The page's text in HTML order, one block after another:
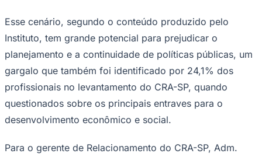
Corinthians
Esse cenário, segundo o conteúdo produzido pelo
Instituto, tem grande potencial para prejudicar o
planejamento e a continuidade de políticas públicas, um
gargalo que também foi identificado por 24,1% dos
profissionais no levantamento do CRA-SP, quando
questionados sobre os principais entraves para o
desenvolvimento econômico e social.
Para o gerente de Relacionamento do CRA-SP, Adm.